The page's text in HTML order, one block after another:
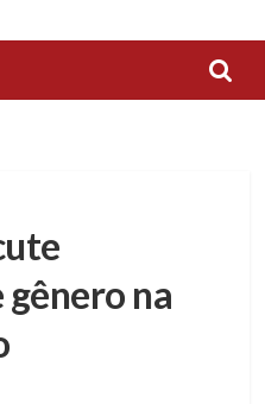
na